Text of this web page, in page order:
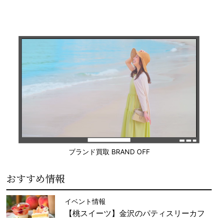
ブランド買取 BRAND OFF
おすすめ情報
イベント情報
【桃スイーツ】金沢のパティスリーカフ